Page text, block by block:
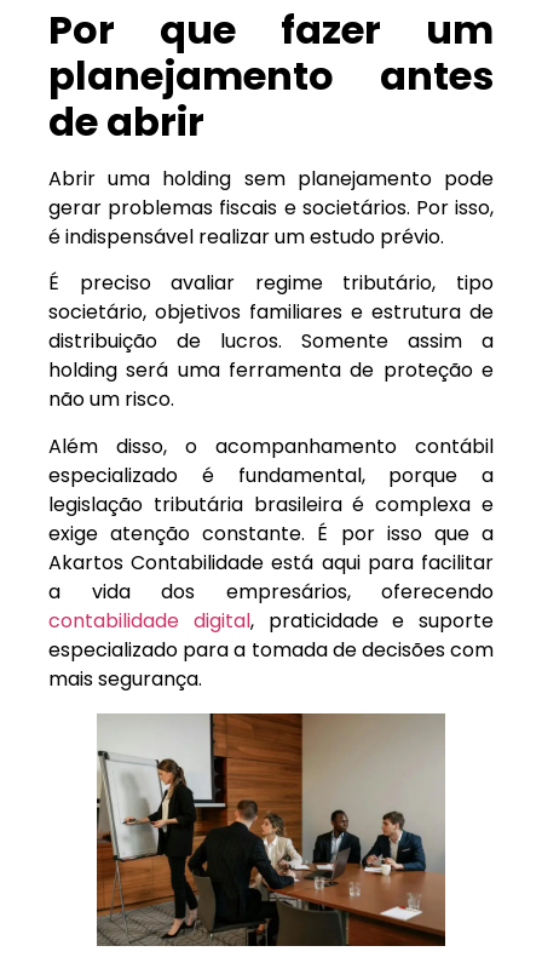
Por que fazer um
planejamento antes
de abrir
Abrir uma holding sem planejamento pode
gerar problemas fiscais e societários. Por isso,
é indispensável realizar um estudo prévio.
É preciso avaliar regime tributário, tipo
societário, objetivos familiares e estrutura de
distribuição de lucros. Somente assim a
holding será uma ferramenta de proteção e
não um risco.
Além disso, o acompanhamento contábil
especializado é fundamental, porque a
legislação tributária brasileira é complexa e
exige atenção constante. É por isso que a
Akartos Contabilidade está aqui para facilitar
a vida dos empresários, oferecendo
contabilidade digital, praticidade e suporte
especializado para a tomada de decisões com
mais segurança.